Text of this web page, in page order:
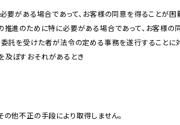
要がある場合であって、お客様の同意を得ることが困
推進のために特に必要がある場合であって、お客様の
委託を受けた者が法令の定める事務を遂行すること
及ぼすおそれがあるとき
の他不正の手段により取得しません。